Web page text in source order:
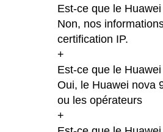
Est-ce que le
Non, nos
certification IP.
+
Est-ce que le
Oui, le Huawei nova
ou les opérateurs
+